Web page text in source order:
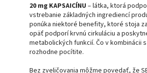
20 mg KAPSAICÍNU – látka, ktorá
vstrebanie základných ingrediencí
ponúka niektoré benefity, ktoré stoja
opäť podporí krvnú cirkuláciu a
metabolických funkcií. Čo v kombinácii
rozhodne pocítite.
Bez zveličovania môžme povedať, že